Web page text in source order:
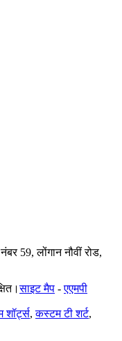
59, लोंगान नौवीं रोड,
साइट मैप -एएमपी
शॉर्ट्स,कस्टम टी शर्ट,